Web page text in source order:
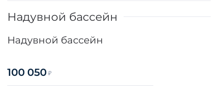
Надувной бассейн
Надувной бассейн
100 050 ₽